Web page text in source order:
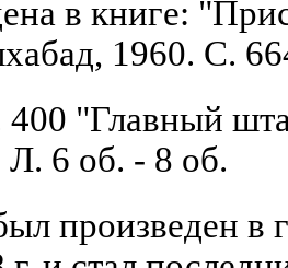
в книге:
1960. С.
"Главный
Л. 6 об. - 8 об.
произведен в